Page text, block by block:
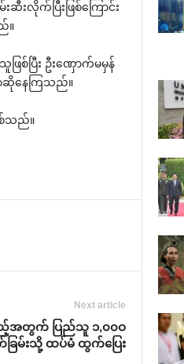
လိုက်ပြီးဖြစ်‌ကြောင်း
။
စ်ပြီး ဦး‌ဏှောက်မမှန်
ဆို‌နေကြသည်။
စ်သည်။
Next article
ည့်အတွက် ပြည်သူ ၁,၀၀ဝ
ြမ်းသို့ ထပ်မံ ထွက်‌ပြေး